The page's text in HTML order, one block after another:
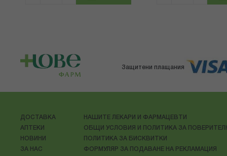
Защитени плащания
ДОСТАВКА
АПТЕКИ
НОВИНИ
ЗА НАС
НАШИТЕ ЛЕКАРИ И ФАРМАЦЕВТИ
ОБЩИ УСЛОВИЯ И ПОЛИТИКА ЗА
ПОЛИТИКА ЗА БИСКВИТКИ
ФОРМУЛЯР ЗА ПОДАВАНЕ НА РЕКЛАМАЦИЯ